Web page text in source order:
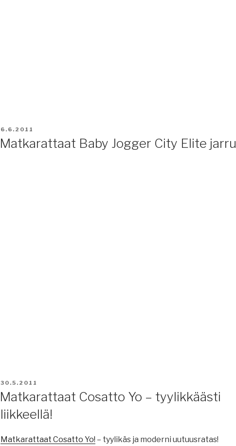
JULKAISTU
6.6.2011
Matkarattaat Baby Jogger City Elite jarru
JULKAISTU
30.5.2011
Matkarattaat Cosatto Yo – tyylikkäästi
liikkeellä!
Matkarattaat Cosatto Yo! – tyylikäs ja moderni uutuusratas!